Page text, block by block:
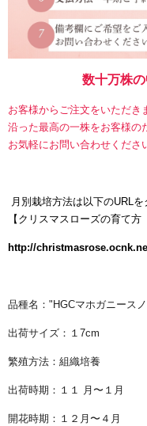
数十万株
お客様からご注文をいただき
沿った最高の一株をお客様の
お気軽にお問い合わせくださ
月別栽培方法は以下のURLを
【 クリスマスローズの育て方
http://
品種名："HGCマホガニース
出荷サイズ：１7cm
繁殖方法：組織培養
出荷時期：１１ 月〜１月
開花時期：１２月〜４月